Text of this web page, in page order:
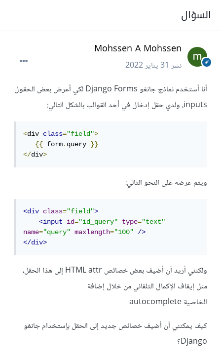
السؤال
Mohssen A Mohssen
نشر31 يناير 2022
أنا أستخدم نماذج جانغو Django Forms لكي أعرض بعض الحقول
inputs، ولدي حقل إدخال في أحد القوالب بالشكل التالي:
<div class="field">
{{ form.query }}
</div>
ويتم عرضه على النحو التالي:
<div class="field">
<input
id="id_query" type="text"
name="query" maxlength="100"
/>
</div>
ولكنني أريد أن أضيف بعض خصائص HTML attr إلى هذا الحقل،
مثل إيقاف الإكمال التلقائي من خلال إضافة
الخاصية autocomplete
كيف يمكنني أن أضيف خصائص جديد إلى الحقل بإستخدام جانغو
Django؟